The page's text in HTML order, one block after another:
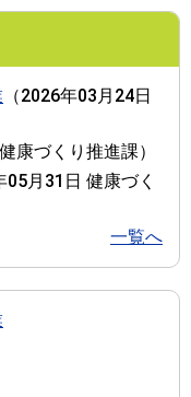
（2026年03月24日
健康づくり推進課）
05月31日 健康づく
一覧へ